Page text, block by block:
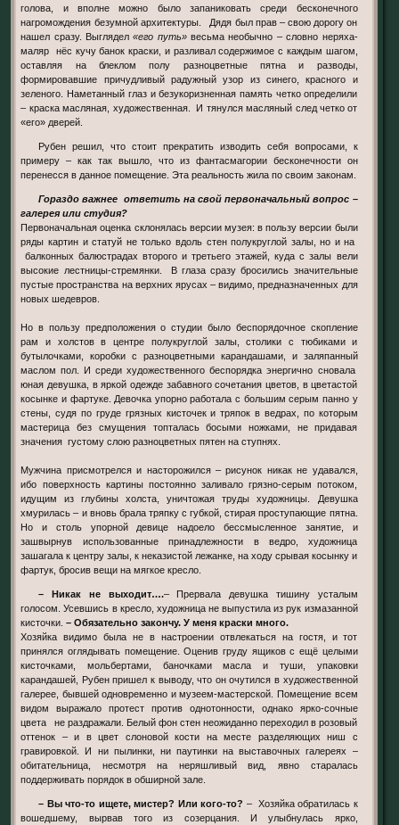
голова, и вполне можно было запаниковать среди бесконечного
нагромождения безумной архитектуры. Дядя был прав – свою дорогу он
нашел сразу. Выглядел«его путь»весьма необычно – словно неряха-
маляр нёс кучу банок краски, и разливал содержимое с каждым шагом,
оставляя на блеклом полу разноцветные пятна и разводы,
формировавшие причудливый радужный узор из синего, красного и
зеленого. Наметанный глаз и безукоризненная память четко определили
– краска масляная, художественная. И тянулся масляный след четко от
«его» дверей.
Рубен решил, что стоит прекратить изводить себя вопросами, к
примеру – как так вышло, что из фантасмагории бесконечности он
перенесся в данное помещение. Эта реальность жила по своим законам.
Гораздо важнее ответить на свой первоначальный вопрос –
галерея или студия?
Первоначальная оценка склонялась версии музея: в пользу версии были
ряды картин и статуй не только вдоль стен полукруглой залы, но и на
балконных балюстрадах второго и третьего этажей, куда с залы вели
высокие лестницы-стремянки. В глаза сразу бросились значительные
пустые пространства на верхних ярусах – видимо, предназначенных для
новых шедевров.
Но в пользу предположения о студии было беспорядочное скопление
рам и холстов в центре полукруглой залы, столики с тюбиками и
бутылочками, коробки с разноцветными карандашами, и заляпанный
маслом пол. И среди художественного беспорядка энергично сновала
юная девушка, в яркой одежде забавного сочетания цветов, в цветастой
косынке и фартуке. Девочка упорно работала с большим серым панно у
стены, судя по груде грязных кисточек и тряпок в ведрах, по которым
мастерица без смущения топталась босыми ножками, не придавая
значения густому слою разноцветных пятен на ступнях.
Мужчина присмотрелся и насторожился – рисунок никак не удавался,
ибо поверхность картины постоянно заливало грязно-серым потоком,
идущим из глубины холста, уничтожая труды художницы. Девушка
хмурилась – и вновь брала тряпку с губкой, стирая проступающие пятна.
Но и столь упорной девице надоело бессмысленное занятие, и
зашвырнув использованные принадлежности в ведро, художница
зашагала к центру залы, к неказистой лежанке, на ходу срывая косынку и
фартук, бросив вещи на мягкое кресло.
– Никак не выходит….– Прервала девушка тишину усталым
голосом. Усевшись в кресло, художница не выпустила из рук измазанной
кисточки. – Обязательно закончу. У меня краски много.
Хозяйка видимо была не в настроении отвлекаться на гостя, и тот
принялся оглядывать помещение. Оценив груду ящиков с ещё целыми
кисточками, мольбертами, баночками масла и туши, упаковки
карандашей, Рубен пришел к выводу, что он очутился в художественной
галерее, бывшей одновременно и музеем-мастерской. Помещение всем
видом выражало протест против однотонности, однако ярко-сочные
цвета не раздражали. Белый фон стен неожиданно переходил в розовый
оттенок – и в цвет слоновой кости на месте разделяющих ниш с
гравировкой. И ни пылинки, ни паутинки на выставочных галереях –
обитательница, несмотря на неряшливый вид, явно старалась
поддерживать порядок в обширной зале.
– Вы что-то ищете, мистер? Или кого-то? – Хозяйка обратилась к
вошедшему, вырвав того из созерцания. И улыбнулась ярко,